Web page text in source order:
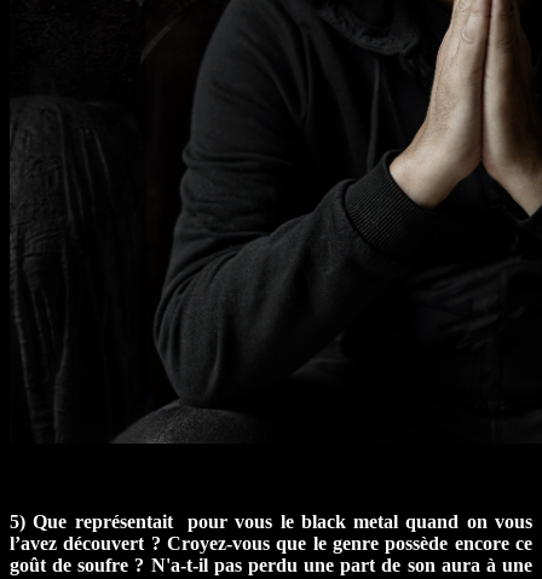
5) Que représentait pour vous le black metal quand on vous
l’avez découvert ? Croyez-vous que le genre possède encore ce
goût de soufre ? N'a-t-il pas perdu une part de son aura à une